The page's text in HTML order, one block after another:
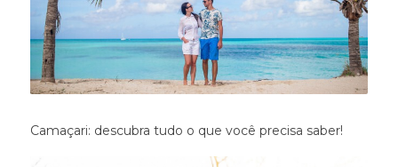
Camaçari: descubra tudo o que você precisa saber!